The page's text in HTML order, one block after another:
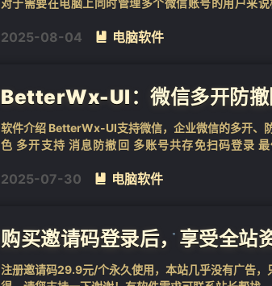
对于需要在电脑上同时管理多个微信账号的用户来
2025-08-04  电脑软件
BetterWx-UI：微信多开防
软件介绍 BetterWx-UI支持微信，企业微信的多开、
色 多开支持 消息防撤回 多账号共存免扫码登录
2025-07-30  电脑软件
购买邀请码登录后，享受全站
注册邀请码29.9元/个永久使用，本站几乎没有广告